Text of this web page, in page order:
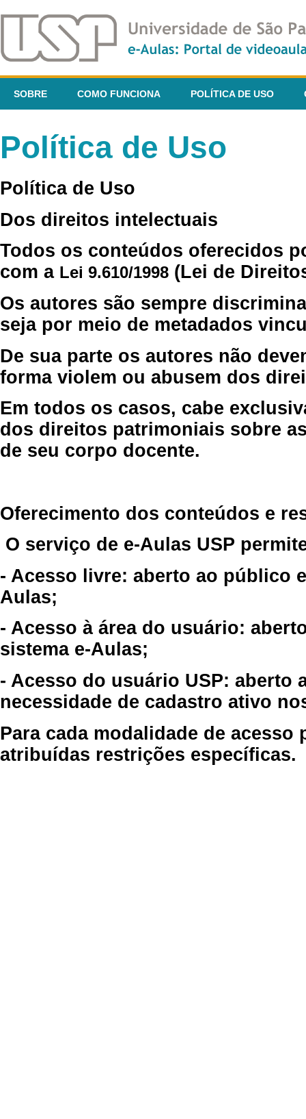
SOBRE COMO FUNCIONA POLÍTICA DE USO
Política de Uso
Política de Uso
Dos direitos intelectuais
Todos os conteúdos oferecidos
com a Lei 9.610/1998 (Lei de
Os autores são sempre
seja por meio de metadados
De sua parte os autores não
forma violem ou abusem dos
Em todos os casos, cabe
dos direitos patrimoniais sobre
de seu corpo docente.
Oferecimento dos conteúdos e
O serviço de e-Aulas USP
- Acesso livre: aberto ao público
Aulas;
- Acesso à área do usuário:
sistema e-Aulas;
- Acesso do usuário USP: aberto
necessidade de cadastro ativo
Para cada modalidade de
atribuídas restrições específicas.